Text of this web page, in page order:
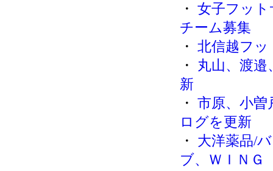
・ 女子フッ
チーム募集
・ 北信越フッ
・ 丸山、渡
新
・ 市原、小曽
ログを更新
・ 大洋薬品/
ブ、ＷＩＮＧ